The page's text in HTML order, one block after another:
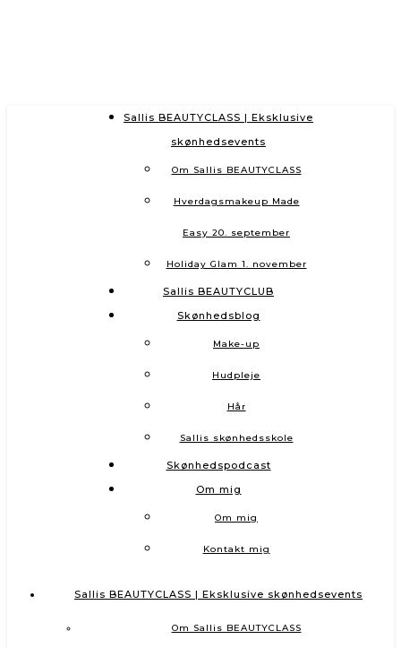
Sallis BEAUTYCLASS | Eksklusive
skønhedsevents
Om Sallis BEAUTYCLASS
Hverdagsmakeup Made
Easy 20. september
Holiday Glam 1. november
Sallis BEAUTYCLUB
Skønhedsblog
Make-up
Hudpleje
Hår
Sallis skønhedsskole
Skønhedspodcast
Om mig
Om mig
Kontakt mig
Sallis BEAUTYCLASS | Eksklusive skønhedsevents
Om Sallis BEAUTYCLASS